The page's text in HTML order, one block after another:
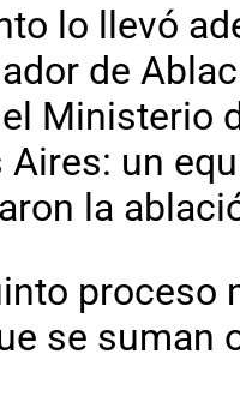
lo llevó
de
Ministerio
Aires: un
la
proceso
se